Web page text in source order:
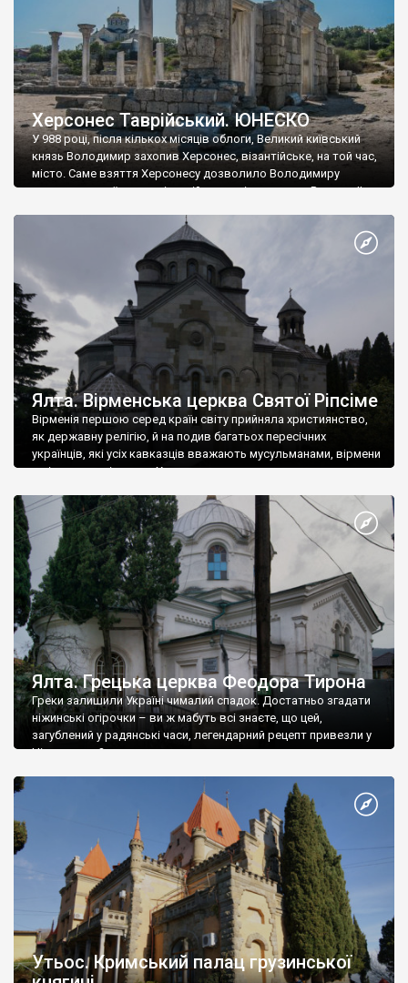
Херсонес Таврійський. ЮНЕСКО
У 988 році, після кількох місяців облоги, Великий київський
князь Володимир захопив Херсонес, візантійське, на той час,
місто. Саме взяття Херсонесу дозволило Володимиру
диктувати свої умови візантійському імператору Василю ІІ, та
Херсонесі Володимир-язичник, став Василем-християнином.
А потім було Хрещення Русі. На честь Херсонесу Таврійського
Ялта. Вірменська церква Святої Ріпсіме
Вірменія першою серед країн світу прийняла християнство,
як державну релігію, й на подив багатьох пересічних
українців, які усіх кавказців вважають мусульманами, вірмени
є відданими вірянами Христа
Ялта. Грецька церква Феодора Тирона
Греки залишили Україні чималий спадок. Достатньо згадати
ніжинські огірочки – ви ж мабуть всі знаєте, що цей,
загублений у радянські часи, легендарний рецепт привезли у
Ніжин греки?
Утьос. Кримський палац грузинської